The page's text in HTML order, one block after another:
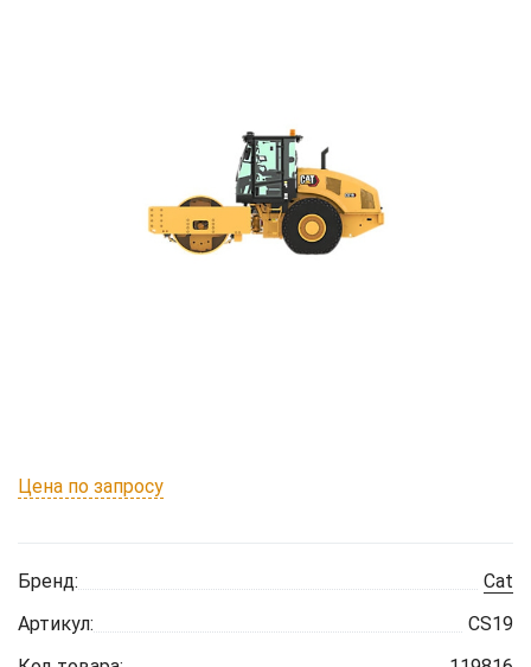
Цена по запросу
Бренд:
Cat
Артикул:
CS19